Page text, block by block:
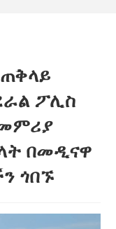
ፖሊስ
በመዲናዋ
ጎበኙ